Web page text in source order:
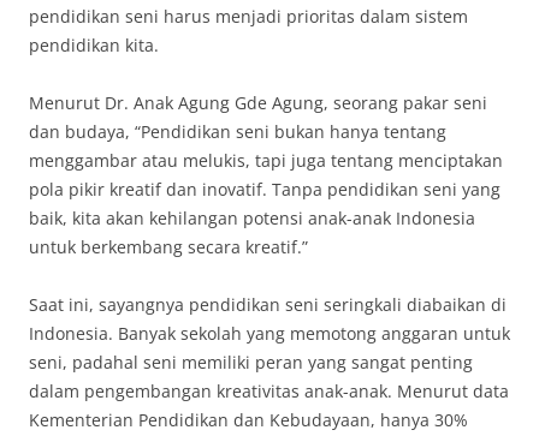
pendidikan seni harus menjadi prioritas dalam sistem
pendidikan kita.
Menurut Dr. Anak Agung Gde Agung, seorang pakar seni
dan budaya, “Pendidikan seni bukan hanya tentang
menggambar atau melukis, tapi juga tentang menciptakan
pola pikir kreatif dan inovatif. Tanpa pendidikan seni yang
baik, kita akan kehilangan potensi anak-anak Indonesia
untuk berkembang secara kreatif.”
Saat ini, sayangnya pendidikan seni seringkali diabaikan di
Indonesia. Banyak sekolah yang memotong anggaran untuk
seni, padahal seni memiliki peran yang sangat penting
dalam pengembangan kreativitas anak-anak. Menurut data
Kementerian Pendidikan dan Kebudayaan, hanya 30%